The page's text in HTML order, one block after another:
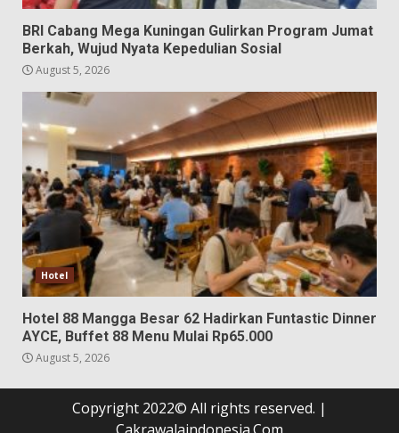
BRI Cabang Mega Kuningan Gulirkan Program Jumat
Berkah, Wujud Nyata Kepedulian Sosial
August 5, 2026
Hotel
Hotel 88 Mangga Besar 62 Hadirkan Funtastic Dinner
AYCE, Buffet 88 Menu Mulai Rp65.000
August 5, 2026
Copyright 2022© All rights reserved. |